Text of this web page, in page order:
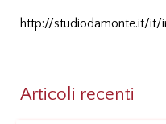
http://studiodamonte.it/it/
Articoli recenti